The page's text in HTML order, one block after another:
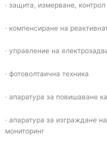
· защита, измерване,
· компенсиране на
· управление на
· фотоволтаична техника
· апаратура за повишаване
· апаратура за изграждане
мониторинг